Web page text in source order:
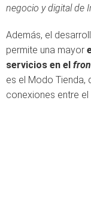
negocio y digital de
Además, el
permite una mayor
servicios en el
es el Modo Tienda,
conexiones entre